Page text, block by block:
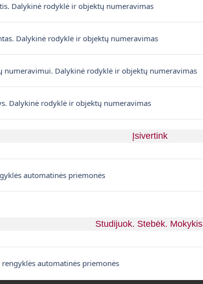
Dalykinė rodyklė ir objektų numeravimasKsiążka
Dalykinė rodyklė ir objektų numeravimas
numeravimui. Dalykinė rodyklė ir objektų numeravimas
Dalykinė rodyklė ir objektų numeravimas
Įsivertink
automatinės priemonės
Studijuok. Stebėk. Mokykis
rengyklės automatinės priemonės